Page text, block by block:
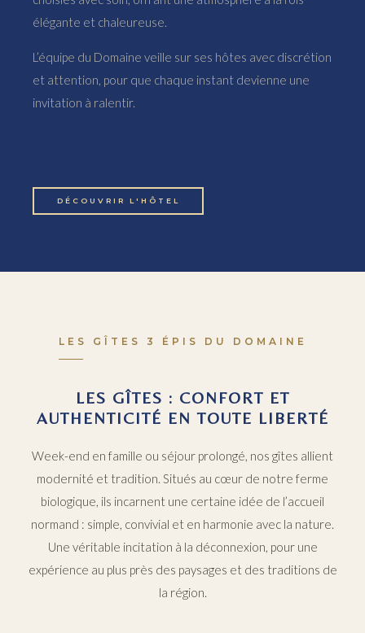
élégante et chaleureuse.
L’équipe du Domaine veille sur ses hôtes avec discrétion
et attention, pour que chaque instant devienne une
invitation à ralentir.
DÉCOUVRIR L'HÔTEL
LES GÎTES 3 ÉPIS DU DOMAINE
LES GÎTES : CONFORT ET
AUTHENTICITÉ EN TOUTE LIBERTÉ
Week-end en famille ou séjour prolongé, nos gîtes allient
modernité et tradition. Situés au cœur de notre ferme
biologique, ils incarnent une certaine idée de l’accueil
normand : simple, convivial et en harmonie avec la nature.
Une véritable incitation à la déconnexion, pour une
expérience au plus près des paysages et des traditions de
la région.